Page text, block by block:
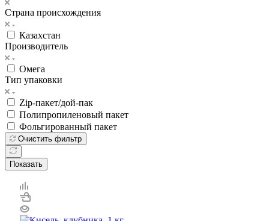
Страна происхождения
Казахстан
Производитель
Омега
Тип упаковки
Zip-пакет/дой-пак
Полипропиленовый пакет
Фольгированный пакет
Очистить фильтр
Показать